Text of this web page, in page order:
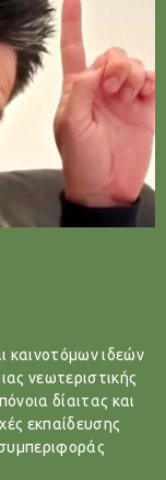
καινοτόμων ιδεών
νεωτεριστικής
δίαιτας και
εκπαίδευσης